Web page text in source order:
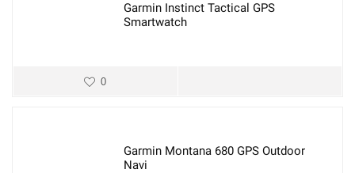
Garmin Instinct Tactical GPS
Smartwatch
0
Garmin Montana 680 GPS Outdoor
Navi